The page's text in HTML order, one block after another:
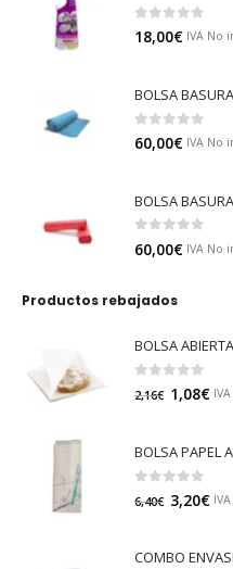
0 out of 5
18,00€ IVA No
BOLSA
0 out of 5
60,00€ IVA No
BOLSA
0 out of 5
60,00€ IVA No
Productos rebajados
BOLSA
out of 5
2,16€ 1,08€
BOLSA PAPEL
out of 5
6,40€ 3,20€